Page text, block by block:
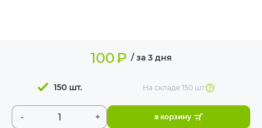
100₽ / за 3 дня
- +
150 шт. На складе 150 шт
в корзину